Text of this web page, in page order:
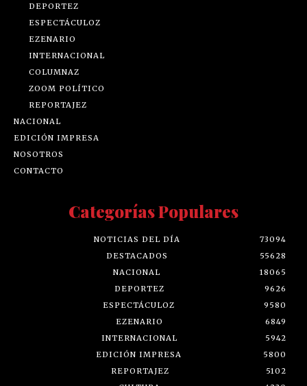
DEPORTEZ
ESPECTÁCULOZ
EZENARIO
INTERNACIONAL
COLUMNAZ
ZOOM POLÍTICO
REPORTAJEZ
NACIONAL
EDICIÓN IMPRESA
NOSOTROS
CONTACTO
Categorías Populares
NOTICIAS DEL DÍA
73094
DESTACADOS
55628
NACIONAL
18065
DEPORTEZ
9626
ESPECTÁCULOZ
9580
EZENARIO
6849
INTERNACIONAL
5942
EDICIÓN IMPRESA
5800
REPORTAJEZ
5102